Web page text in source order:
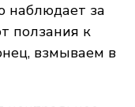
наблюдает за
ползания к
взмываем в